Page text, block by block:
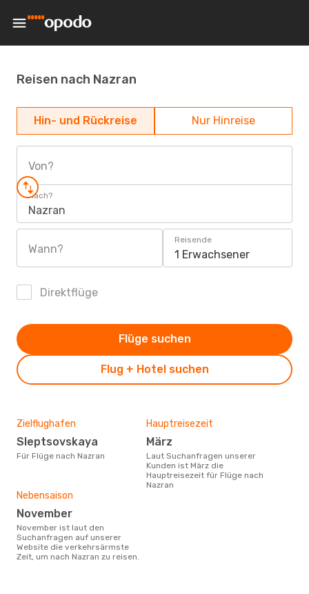
Reisen nach Nazran
Hin- und Rückreise Nur Hinreise
Von?
Nach?
Nazran
Wann?
Reisende
1 Erwachsener
Direktflüge
Flug + Hotel suchen
Flüge suchen
Zielflughafen
Sleptsovskaya
Für Flüge nach Nazran
Hauptreisezeit
März
Laut Suchanfragen unserer
Kunden ist März die
Hauptreisezeit für Flüge nach
Nazran
Nebensaison
November
November ist laut den
Suchanfragen auf unserer
Website die verkehrsärmste
Zeit, um nach Nazran zu reisen.